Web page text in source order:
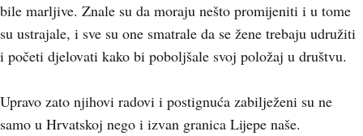
bile marljive. Znale su da moraju nešto promijeniti i u tome
su ustrajale, i sve su one smatrale da se žene trebaju udružiti
i početi djelovati kako bi poboljšale svoj položaj u društvu.
Upravo zato njihovi radovi i postignuća zabilježeni su ne
samo u Hrvatskoj nego i izvan granica Lijepe naše.